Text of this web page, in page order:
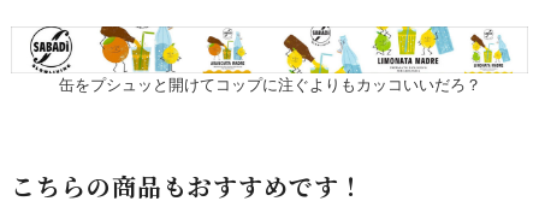
缶をプシュッと開けてコップに注ぐよりもカッコいいだろ？
こちらの商品もおすすめです！